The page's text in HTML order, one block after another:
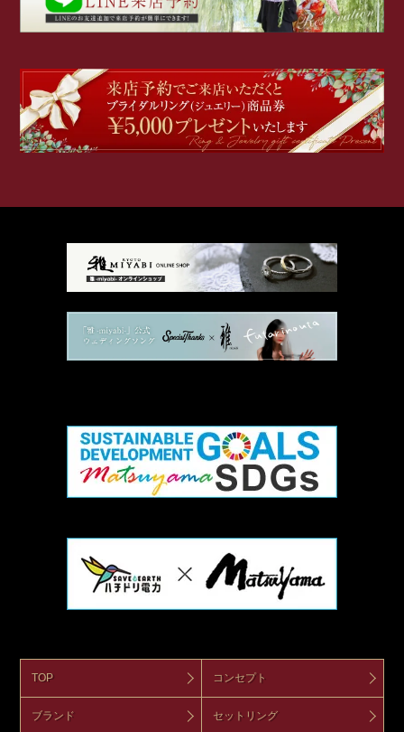
TOP コンセプト
ブランド セットリング